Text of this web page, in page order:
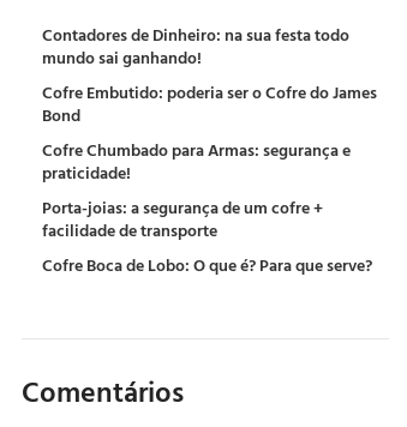
Contadores de Dinheiro: na sua festa todo
mundo sai ganhando!
Cofre Embutido: poderia ser o Cofre do James
Bond
Cofre Chumbado para Armas: segurança e
praticidade!
Porta-joias: a segurança de um cofre +
facilidade de transporte
Cofre Boca de Lobo: O que é? Para que serve?
Comentários